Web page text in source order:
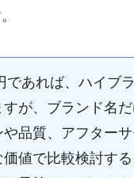
であれば、ハイブ
が、ブランド名
品質、アフター
価値で比較検討す